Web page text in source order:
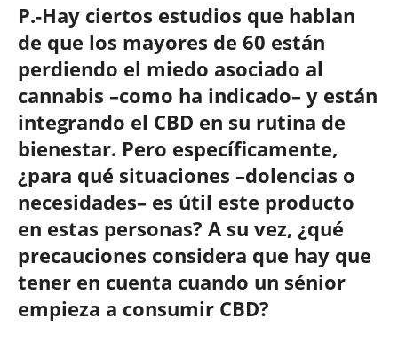
P.-Hay ciertos estudios que hablan
de que los mayores de 60 están
perdiendo el miedo asociado al
cannabis –como ha indicado– y están
integrando el CBD en su rutina de
bienestar. Pero específicamente,
¿para qué situaciones –dolencias o
necesidades– es útil este producto
en estas personas? A su vez, ¿qué
precauciones considera que hay que
tener en cuenta cuando un sénior
empieza a consumir CBD?